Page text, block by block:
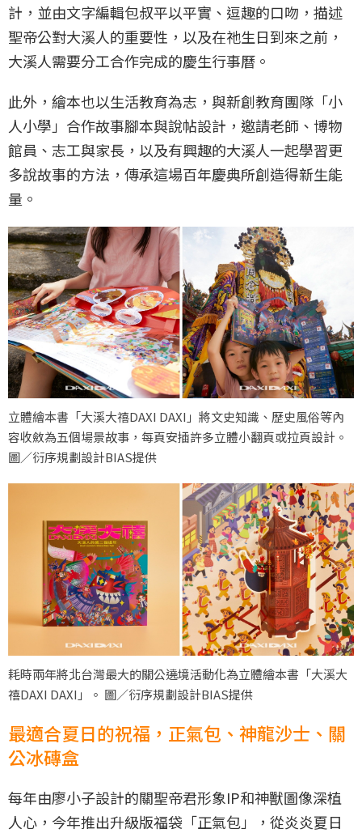
計，並由文字編輯包叔平以平實、逗趣的口吻，描述
聖帝公對大溪人的重要性，以及在祂生日到來之前，
大溪人需要分工合作完成的慶生行事曆。​
此外，繪本也以生活教育為志，與新創教育團隊「小
人小學」合作故事腳本與說帖設計，邀請老師、博物
館員、志工與家長，以及有興趣的大溪人一起學習更
多說故事的方法，傳承這場百年慶典所創造得新生能
量。​
立體繪本書「大溪大禧DAXI DAXI」將文史知識、歷史風俗等內
容收斂為五個場景故事，每頁安插許多立體小翻頁或拉頁設計。
圖／衍序規劃設計BIAS提供
耗時兩年將北台灣最大的關公遶境活動化為立體繪本書「大溪大
禧DAXI DAXI」。 圖／衍序規劃設計BIAS提供
最適合夏日的祝福，正氣包、神龍沙士、關
公冰磚盒
每年由廖小子設計的關聖帝君形象IP和神獸圖像深植
人心，今年推出升級版福袋「正氣包」，從炎炎夏日